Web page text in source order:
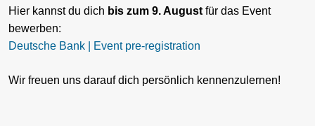
Hier kannst du dich bis zum 9. August für das Event
bewerben:
Deutsche Bank | Event pre-registration
Wir freuen uns darauf dich persönlich kennenzulernen!